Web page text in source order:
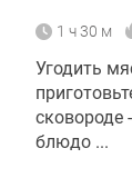
1 ч 30 м
Угодить
сковороде
блюдо ...